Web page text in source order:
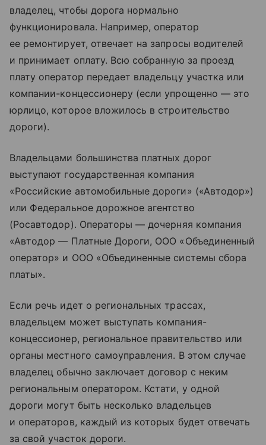
владелец, чтобы дорога нормально
функционировала. Например, оператор
ее ремонтирует, отвечает на запросы водителей
и принимает оплату. Всю собранную за проезд
плату оператор передает владельцу участка или
компании-концессионеру (если упрощенно — это
юрлицо, которое вложилось в строительство
дороги).
Владельцами большинства платных дорог
выступают государственная компания
«Российские автомобильные дороги» («Автодор»)
или Федеральное дорожное агентство
(Росавтодор). Операторы — дочерняя компания
«Автодор — Платные Дороги, ООО «Объединенный
оператор» и ООО «Объединенные системы сбора
платы».
Если речь идет о региональных трассах,
владельцем может выступать компания-
концессионер, региональное правительство или
органы местного самоуправления. В этом случае
владелец обычно заключает договор с неким
региональным оператором. Кстати, у одной
дороги могут быть несколько владельцев
и операторов, каждый из которых будет отвечать
за свой участок дороги.